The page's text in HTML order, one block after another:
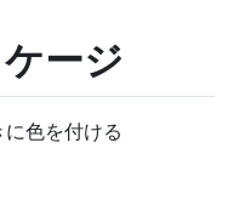
ージ
色を付ける